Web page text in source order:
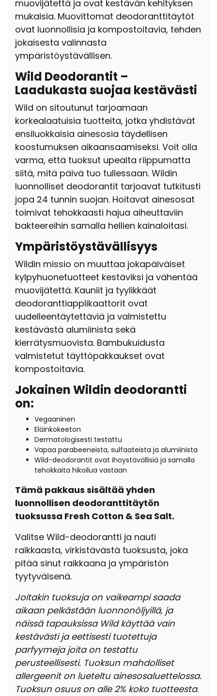
muovijätettä ja ovat kestävän kehityksen
mukaisia. Muovittomat deodoranttitäytöt
ovat luonnollisia ja kompostoitavia, tehden
jokaisesta valinnasta
ympäristöystävällisen.
Wild Deodorantit –
Laadukasta suojaa kestävästi
Wild on sitoutunut tarjoamaan
korkealaatuisia tuotteita, jotka yhdistävät
ensiluokkaisia ainesosia täydellisen
koostumuksen aikaansaamiseksi. Voit olla
varma, että tuoksut upealta riippumatta
siitä, mitä päivä tuo tullessaan. Wildin
luonnolliset deodorantit tarjoavat tutkitusti
jopa 24 tunnin suojan. Hoitavat ainesosat
toimivat tehokkaasti hajua aiheuttaviin
bakteereihin samalla hellien kainaloitasi.
Ympäristöystävällisyys
Wildin missio on muuttaa jokapäiväiset
kylpyhuonetuotteet kestäviksi ja vähentää
muovijätettä. Kauniit ja tyylikkäät
deodoranttiapplikaattorit ovat
uudelleentäytettäviä ja valmistettu
kestävästä alumiinista sekä
kierrätysmuovista. Bambukuidusta
valmistetut täyttöpakkaukset ovat
kompostoitavia.
Jokainen Wildin deodorantti
on:
Vegaaninen
Eläinkokeeton
Dermatologisesti testattu
Vapaa parabeeneista, sulfaateista ja alumiinista
Wild-deodorantit ovat ihoystävällisiä ja samalla
tehokkaita hikoilua vastaan
Tämä pakkaus sisältää yhden
luonnollisen deodoranttitäytön
tuoksussa Fresh Cotton & Sea Salt.
Valitse Wild-deodorantti ja nauti
raikkaasta, virkistävästä tuoksusta, joka
pitää sinut raikkaana ja ympäristön
tyytyväisenä.
Joitakin tuoksuja on vaikeampi saada
aikaan pelkästään luonnonöljyillä, ja
näissä tapauksissa Wild käyttää vain
kestävästi ja eettisesti tuotettuja
parfyymeja joita on testattu
perusteellisesti. Tuoksun mahdolliset
allergeenit on lueteltu ainesosaluettelossa.
Tuoksun osuus on alle 2% koko tuotteesta.